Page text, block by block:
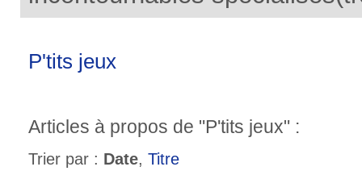
P'tits jeux
Articles à propos de "P'tits jeux" :
Trier par : Date, Titre